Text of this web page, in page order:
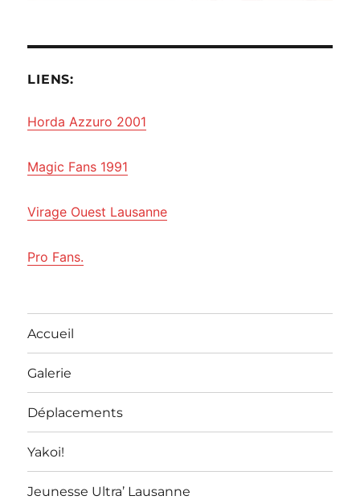
LIENS:
Horda Azzuro 2001
Magic Fans 1991
Virage Ouest Lausanne
Pro Fans.
Accueil
Galerie
Déplacements
Yakoi!
Jeunesse Ultra’ Lausanne